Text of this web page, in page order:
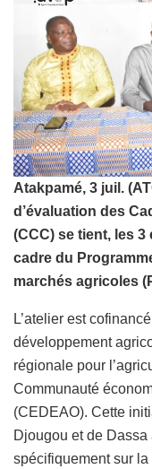
Atakpamé, 3 juil.
d’évaluation des
(CCC) se tient, les
cadre du
marchés agricoles
L’atelier est
développement
régionale pour
Communauté
(CEDEAO). Cette
Djougou et de
spécifiquement sur